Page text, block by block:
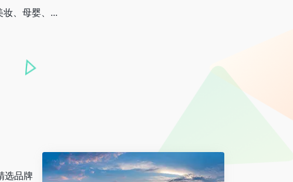
、母婴、...
选品牌